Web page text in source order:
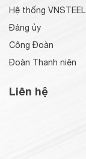
Hệ thống VNSTEEL
Đảng ủy
Công Đoàn
Đoàn Thanh niên
Liên hệ